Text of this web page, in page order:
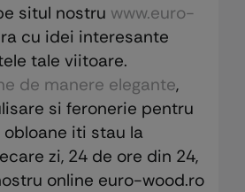
situl nostru www.euro-
cu idei interesante
tale viitoare.
de manere elegante,
si feronerie pentru
iti stau la
zi, 24 de ore din 24,
online euro-wood.ro